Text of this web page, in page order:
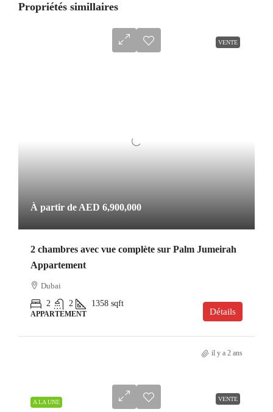
Propriétés simillaires
VENTE
À partir de AED 6,900,000
2 chambres avec vue complète sur Palm Jumeirah
Appartement
Dubai
2
2 1358 sqft
APPARTEMENT Détails
il y a 2 ans
A LA UNE VENTE